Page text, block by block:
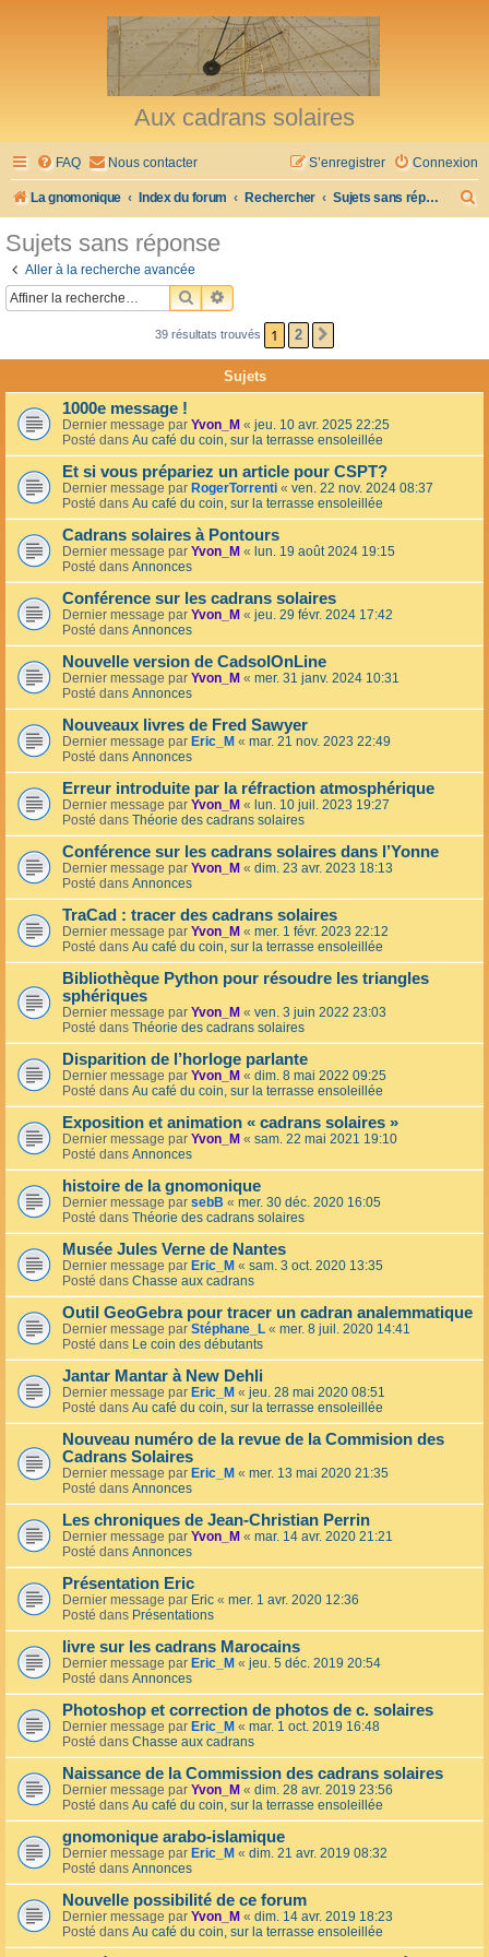
Aux cadrans solaires
FAQ Nous contacter Connexion
S’enregistrer
La gnomonique Index du forum Rechercher Sujets sans réponse
h
r
Sujets sans réponse
Aller à la recherche avancée
RECHERCHER
RECHERCHE AVANCÉE
39 résultats trouvés 1 2
Sujets
1000e message !
Dernier message par Yvon_M « jeu. 10 avr. 2025 22:25
Posté dans Au café du coin, sur la terrasse ensoleillée
Et si vous prépariez un article pour CSPT?
Dernier message par RogerTorrenti « ven. 22 nov. 2024 08:37
Posté dans Au café du coin, sur la terrasse ensoleillée
Cadrans solaires à Pontours
Dernier message par Yvon_M « lun. 19 août 2024 19:15
Posté dans Annonces
Conférence sur les cadrans solaires
Dernier message par Yvon_M « jeu. 29 févr. 2024 17:42
Posté dans Annonces
Nouvelle version de CadsolOnLine
Dernier message par Yvon_M « mer. 31 janv. 2024 10:31
Posté dans Annonces
Nouveaux livres de Fred Sawyer
Dernier message par Eric_M « mar. 21 nov. 2023 22:49
Posté dans Annonces
Erreur introduite par la réfraction atmosphérique
Dernier message par Yvon_M « lun. 10 juil. 2023 19:27
Posté dans Théorie des cadrans solaires
Conférence sur les cadrans solaires dans l’Yonne
Dernier message par Yvon_M « dim. 23 avr. 2023 18:13
Posté dans Annonces
TraCad : tracer des cadrans solaires
Dernier message par Yvon_M « mer. 1 févr. 2023 22:12
Posté dans Au café du coin, sur la terrasse ensoleillée
Bibliothèque Python pour résoudre les triangles
sphériques
Dernier message par Yvon_M « ven. 3 juin 2022 23:03
Posté dans Théorie des cadrans solaires
Disparition de l’horloge parlante
Dernier message par Yvon_M « dim. 8 mai 2022 09:25
Posté dans Au café du coin, sur la terrasse ensoleillée
Exposition et animation « cadrans solaires »
Dernier message par Yvon_M « sam. 22 mai 2021 19:10
Posté dans Annonces
histoire de la gnomonique
Dernier message par sebB « mer. 30 déc. 2020 16:05
Posté dans Théorie des cadrans solaires
Musée Jules Verne de Nantes
Dernier message par Eric_M « sam. 3 oct. 2020 13:35
Posté dans Chasse aux cadrans
Outil GeoGebra pour tracer un cadran analemmatique
Dernier message par Stéphane_L « mer. 8 juil. 2020 14:41
Posté dans Le coin des débutants
Jantar Mantar à New Dehli
Dernier message par Eric_M « jeu. 28 mai 2020 08:51
Posté dans Au café du coin, sur la terrasse ensoleillée
Nouveau numéro de la revue de la Commision des
Cadrans Solaires
Dernier message par Eric_M « mer. 13 mai 2020 21:35
Posté dans Annonces
Les chroniques de Jean-Christian Perrin
Dernier message par Yvon_M « mar. 14 avr. 2020 21:21
Posté dans Annonces
Présentation Eric
Dernier message par Eric « mer. 1 avr. 2020 12:36
Posté dans Présentations
livre sur les cadrans Marocains
Dernier message par Eric_M « jeu. 5 déc. 2019 20:54
Posté dans Annonces
Photoshop et correction de photos de c. solaires
Dernier message par Eric_M « mar. 1 oct. 2019 16:48
Posté dans Chasse aux cadrans
Naissance de la Commission des cadrans solaires
Dernier message par Yvon_M « dim. 28 avr. 2019 23:56
Posté dans Au café du coin, sur la terrasse ensoleillée
gnomonique arabo-islamique
Dernier message par Eric_M « dim. 21 avr. 2019 08:32
Posté dans Annonces
Nouvelle possibilité de ce forum
Dernier message par Yvon_M « dim. 14 avr. 2019 18:23
Posté dans Au café du coin, sur la terrasse ensoleillée